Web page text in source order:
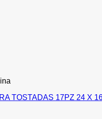
TOSTADAS 17PZ 24 X